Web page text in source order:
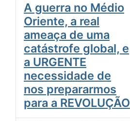
A guerra no Médio
Oriente, a real
ameaça de uma
catástrofe global, e
a URGENTE
necessidade de
nos prepararmos
para a REVOLUÇÃO